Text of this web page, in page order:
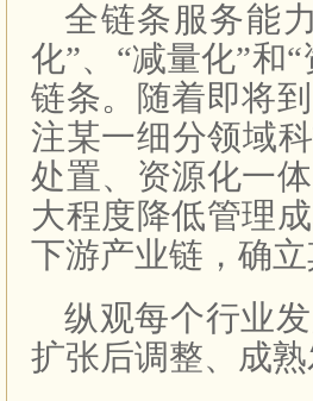
全链条服务能
化”、“减量化”和
链条。随着即将
注某一细分领域
处置、资源化一
大程度降低管理
下游产业链，确
纵观每个行业
扩张后调整、成